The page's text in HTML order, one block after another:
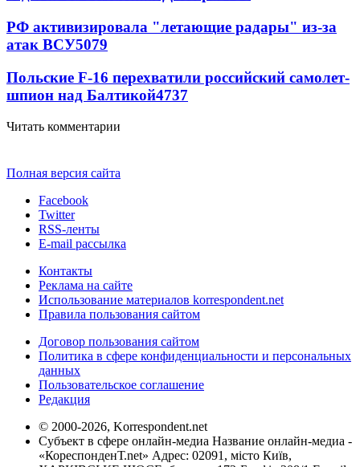
РФ активизировала "летающие радары" из-за
атак ВСУ5079
Польские F-16 перехватили российский самолет-
шпион над Балтикой4737
Читать комментарии
Полная версия сайта
Facebook
Twitter
RSS-ленты
E-mail рассылка
Контакты
Реклама на сайте
Использование материалов korrespondent.net
Правила пользования сайтом
Договор пользования сайтом
Политика в сфере конфиденциальности и персональных
данных
Пользовательское соглашение
Редакция
© 2000-2026, Korrespondent.net
Субъект в сфере онлайн-медиа Название онлайн-медиа -
«КореспонденТ.net» Адрес: 02091, місто Київ,